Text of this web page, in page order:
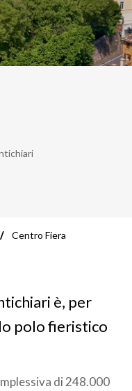
Centro Fiera
è, per
polo fieristico
di 248.000